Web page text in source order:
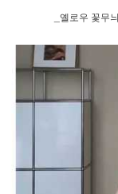
_옐로우 꽃무